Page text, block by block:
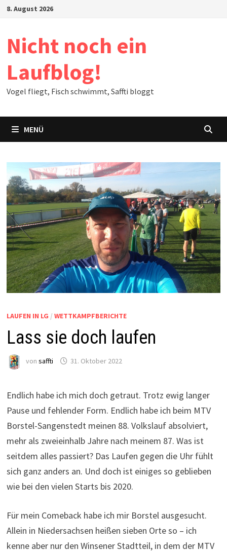
Zum8. August 2026
Nicht noch ein
Laufblog!
Vogel fliegt, Fisch schwimmt, Saffti bloggt
MENÜ
LAUFEN IN LG / WETTKAMPFBERICHTE
Lass sie doch laufen
von saffti 31. Oktober 2022
Endlich habe ich mich doch getraut. Trotz ewig langer
Pause und fehlender Form. Endlich habe ich beim MTV
Borstel-Sangenstedt meinen 88. Volkslauf absolviert,
mehr als zweieinhalb Jahre nach meinem 87. Was ist
seitdem alles passiert? Das Laufen gegen die Uhr fühlt
sich ganz anders an. Und doch ist einiges so geblieben
wie bei den vielen Starts bis 2020.
Für mein Comeback habe ich mir Borstel ausgesucht.
Allein in Niedersachsen heißen sieben Orte so – ich
kenne aber nur den Winsener Stadtteil, in dem der MTV